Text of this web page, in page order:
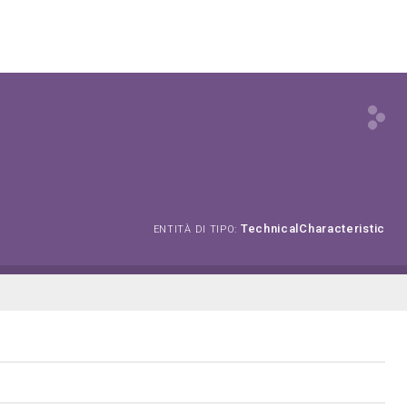
ENTITÀ DI TIPO: TechnicalCharacteristic